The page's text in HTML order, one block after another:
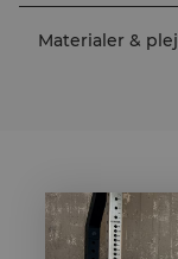
Materialer &